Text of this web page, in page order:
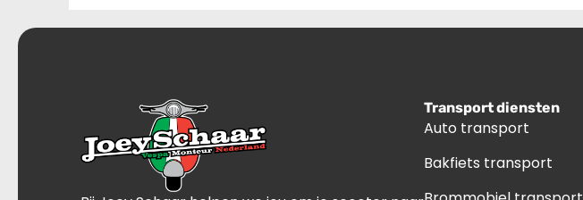
Transport diensten
Auto transport
Bakfiets transport